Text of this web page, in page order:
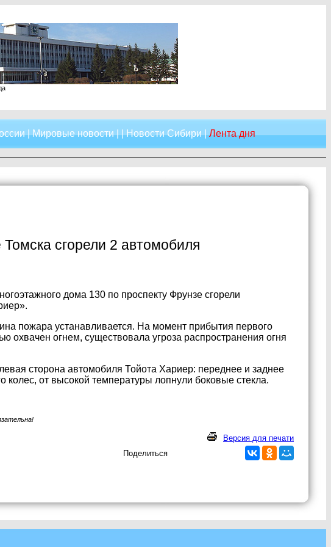
|Мировые новости| |Новости Сибири|Лента дня
сгорели 2 автомобиля
дома 130 по проспекту Фрунзе сгорели
пожара устанавливается. На момент прибытия первого
огнем, существовала угроза распространения огня
сторона автомобиля Тойота Хариер: переднее и заднее
от высокой температуры лопнули боковые стекла.
Версия для печати
Поделиться